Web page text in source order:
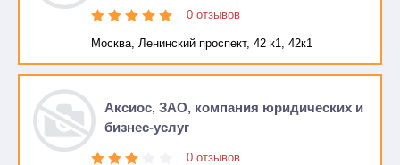
0 отзывов
Москва, Ленинский проспект, 42 к1, 42к1
Аксиос, ЗАО, компания юридических и
бизнес-услуг
0 отзывов